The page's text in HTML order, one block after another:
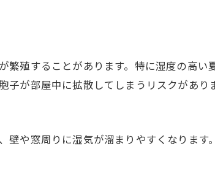
殖することがあります。特に湿度の高い
が部屋中に拡散してしまうリスクがありま
や窓周りに湿気が溜まりやすくなります